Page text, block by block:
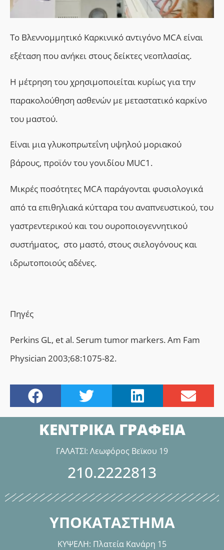
Το Βλεννομμητικό Καρκινικό αντιγόνο MCA είναι
εξέταση που ανήκει στους δείκτες νεοπλασίας.
Η μέτρηση του χρησιμοποιείται κυρίως για την
παρακολούθηση ασθενών με μεταστατικό καρκίνο
του μαστού.
Eίναι μια γλυκοπρωτεΐνη υψηλού μοριακού
βάρους, προϊόν του γονιδίου MUC1.
Μικρές ποσότητες MCA παράγονται φυσιολογικά
από τα επιθηλιακά κύτταρα του αναπνευστικού, του
γαστρεντερικού και του ουροποιογεννητικού
συστήματος, στο μαστό, στους σιελογόνους και
ιδρωτοποιούς αδένες.
Πηγές
Perkins GL, et al. Serum tumor markers. Am Fam
Physician 2003;68:1075-82.
ΚΕΝΤΡΙΚΑ ΓΡΑΦΕΙΑ
ΓΑΛΑΤΣΙ: Λεωφόρος Βεϊκου 19
210.2222813
ΥΠΟΚΑΤΑΣΤΗΜΑ
ΚΥΨΕΛΗ: Πλατεία Κανάρη 15